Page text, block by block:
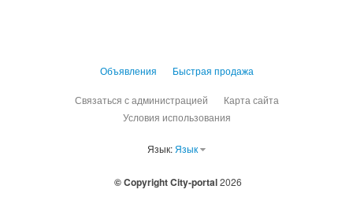
Объявления Быстрая продажа
Связаться с администрацией
Карта сайта
Условия использования
Язык: Язык
© Copyright City-portal2026